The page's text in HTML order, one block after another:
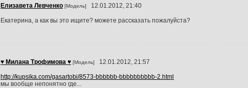
Елизавета Левченко [Модель] 12.01.2012, 21:40
Екатерина, а как вы это ищите? можете рассказать пожалуйста?
♥ Милана Трофимова ♥ [Модель] 12.01.2012, 21:57
http://kupsika.com/gasartobi/8573-bbbbbb-bbbbbbbbbb-2.html
мы вообще непонятно где...